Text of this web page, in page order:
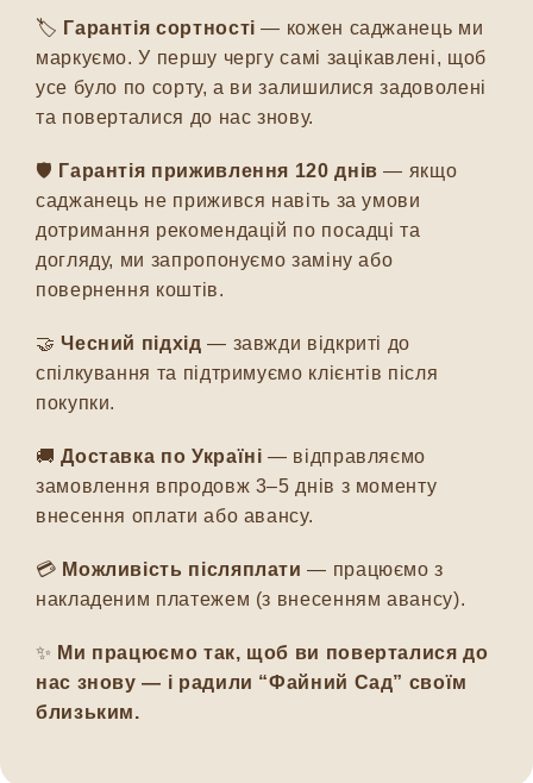
🏷️ Гарантія сортності — кожен саджанець ми
маркуємо. У першу чергу самі зацікавлені, щоб
усе було по сорту, а ви залишилися задоволені
та поверталися до нас знову.
🛡️ Гарантія приживлення 120 днів — якщо
саджанець не прижився навіть за умови
дотримання рекомендацій по посадці та
догляду, ми запропонуємо заміну або
повернення коштів.
🤝Чесний підхід — завжди відкриті до
спілкування та підтримуємо клієнтів після
покупки.
🚚Доставка по Україні — відправляємо
замовлення впродовж 3–5 днів з моменту
внесення оплати або авансу.
💳 Можливість післяплати — працюємо з
накладеним платежем (з внесенням авансу).
✨ Ми працюємо так, щоб ви поверталися до
нас знову — і радили “Файний Сад” своїм
близьким.